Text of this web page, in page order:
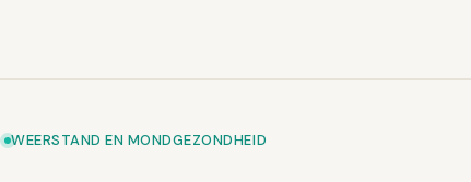
WEERSTAND EN MONDGEZONDHEID